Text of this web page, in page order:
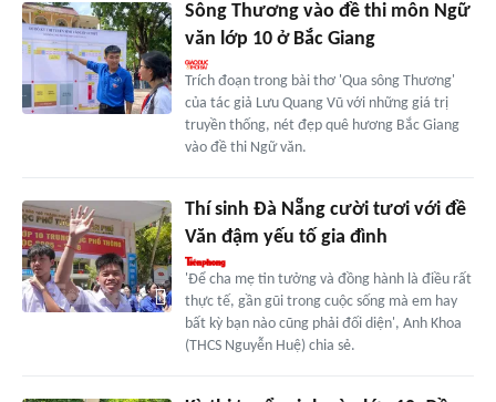
Sông Thương vào đề thi môn Ngữ
văn lớp 10 ở Bắc Giang
Trích đoạn trong bài thơ 'Qua sông Thương'
của tác giả Lưu Quang Vũ với những giá trị
truyền thống, nét đẹp quê hương Bắc Giang
vào đề thi Ngữ văn.
Thí sinh Đà Nẵng cười tươi với đề
Văn đậm yếu tố gia đình
'Để cha mẹ tin tưởng và đồng hành là điều rất
thực tế, gần gũi trong cuộc sống mà em hay
bất kỳ bạn nào cũng phải đối diện', Anh Khoa
(THCS Nguyễn Huệ) chia sẻ.